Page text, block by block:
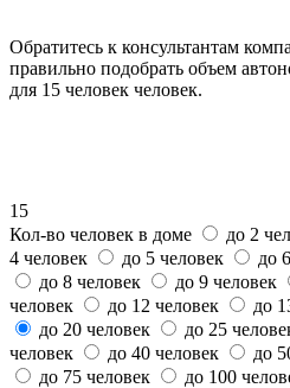
Обратитесь к консультантам
правильно подобрать объем
для 15 человек человек.
15
Кол-во человек в доме
до 2
4 человек
до 5 человек до
до 8 человек
до 9 человек
человек
до 12 человек до
до 20 человек
до 25
человек
до 40 человек до
до 75 человек
до 100